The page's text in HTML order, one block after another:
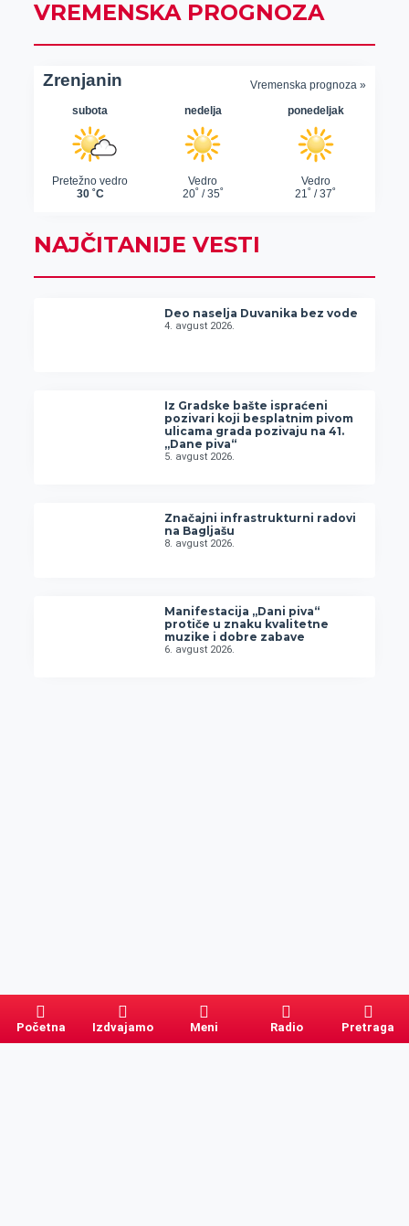
VREMENSKA PROGNOZA
NAJČITANIJE VESTI
Deo naselja Duvanika bez vode
4. avgust 2026.
Iz Gradske bašte ispraćeni
pozivari koji besplatnim pivom
ulicama grada pozivaju na 41.
„Dane piva“
5. avgust 2026.
Značajni infrastrukturni radovi
na Bagljašu
8. avgust 2026.
Manifestacija „Dani piva“
protiče u znaku kvalitetne
muzike i dobre zabave
6. avgust 2026.
Početna Izdvajamo Meni Radio Pretraga